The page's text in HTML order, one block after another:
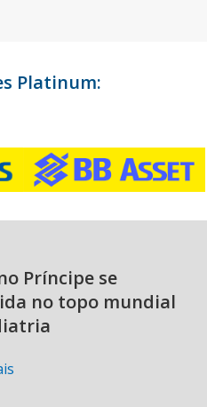
Platinum:
Príncipe se
no topo mundial